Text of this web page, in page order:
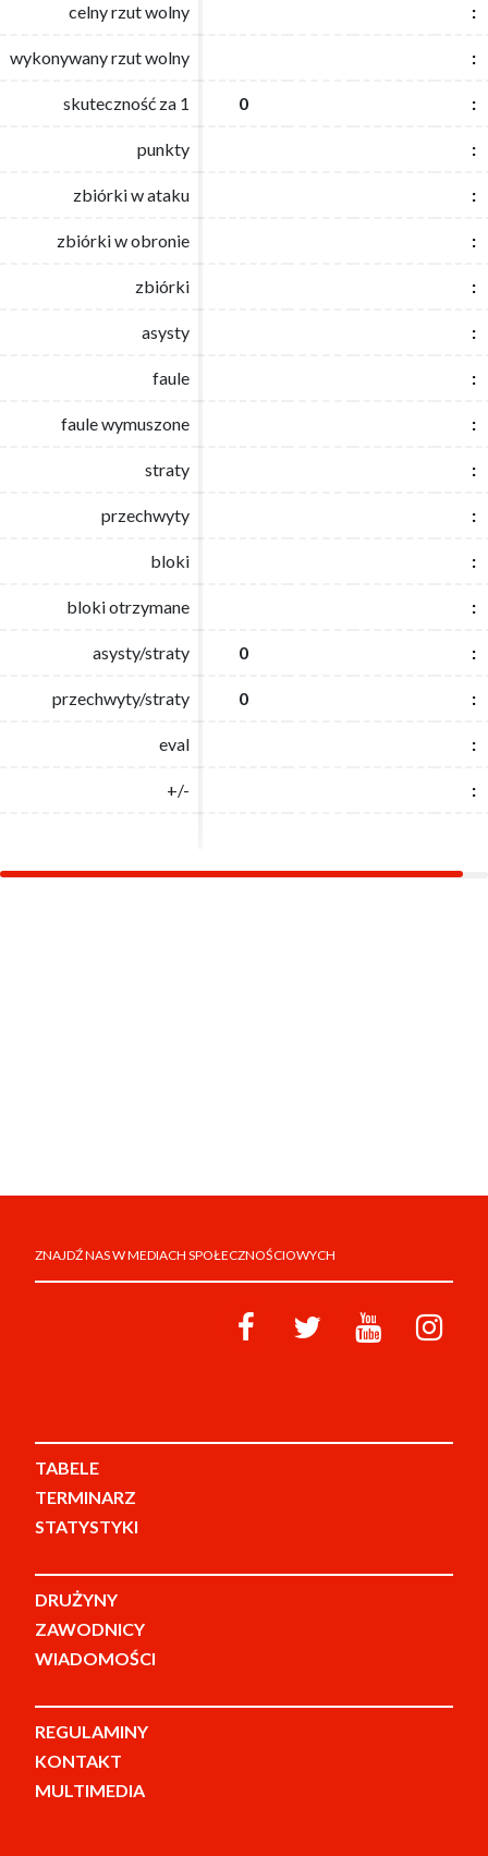
celny rzut wolny :
wykonywany rzut wolny :
skuteczność za 1 0 :
punkty :
zbiórki w ataku :
zbiórki w obronie :
zbiórki :
asysty :
faule :
faule wymuszone :
straty :
przechwyty :
bloki :
bloki otrzymane :
asysty/straty 0 :
przechwyty/straty 0 :
eval :
+/- :
celny rzut wolny :
wykonywany rzut wolny :
skuteczność za 1 0 :
punkty :
zbiórki w ataku :
zbiórki w obronie :
zbiórki :
asysty :
faule :
faule wymuszone :
straty :
przechwyty :
bloki :
bloki otrzymane :
asysty/straty 0 :
przechwyty/straty 0 :
eval :
+/- :
ZNAJDŹ NAS W MEDIACH SPOŁECZNOŚCIOWYCH
TABELE
TERMINARZ
STATYSTYKI
DRUŻYNY
ZAWODNICY
WIADOMOŚCI
REGULAMINY
KONTAKT
MULTIMEDIA